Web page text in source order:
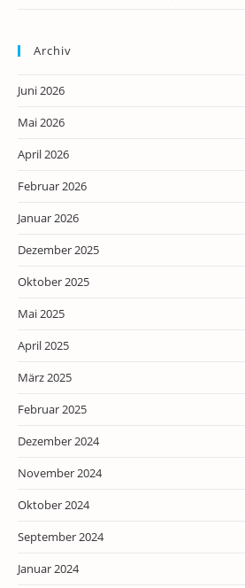
Archiv
Juni 2026
Mai 2026
April 2026
Februar 2026
Januar 2026
Dezember 2025
Oktober 2025
Mai 2025
April 2025
März 2025
Februar 2025
Dezember 2024
November 2024
Oktober 2024
September 2024
Januar 2024